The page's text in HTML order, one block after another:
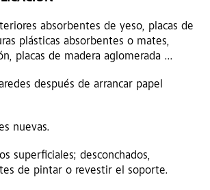
absorbentes de yeso, placas de
plásticas absorbentes o mates,
placas de madera aglomerada ...
después de arrancar papel
nuevas.
superficiales; desconchados,
de pintar o revestir el soporte.